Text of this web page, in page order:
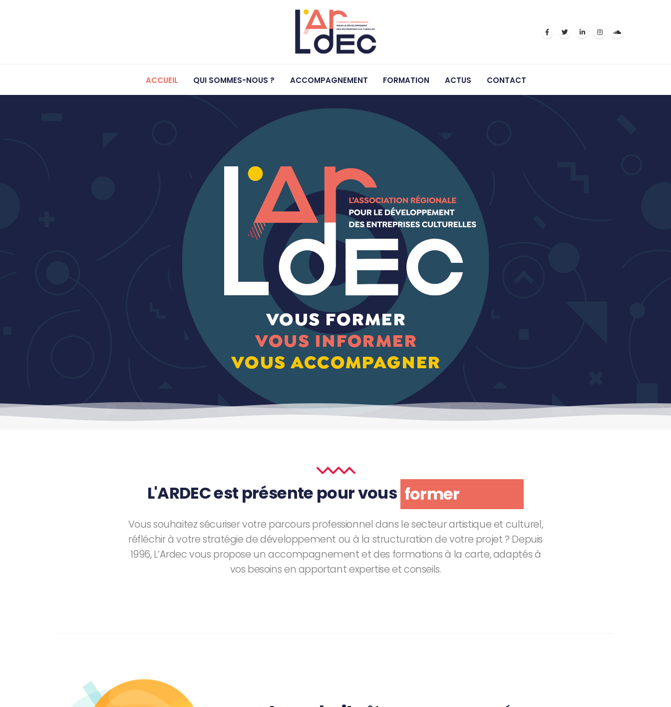
ACCUEIL QUI SOMMES-NOUS ? ACCOMPAGNEMENT FORMATION ACTUS CONTACT
L'ARDEC est présente pour vous
former
informer
Vous souhaitez sécuriser votre parcours professionnel dans le secteur artistique et culturel,
réfléchir à votre stratégie de développement ou à la structuration de votre projet ? Depuis
1996, L’Ardec vous propose un accompagnement et des formations à la carte, adaptés à
vos besoins en apportant expertise et conseils.